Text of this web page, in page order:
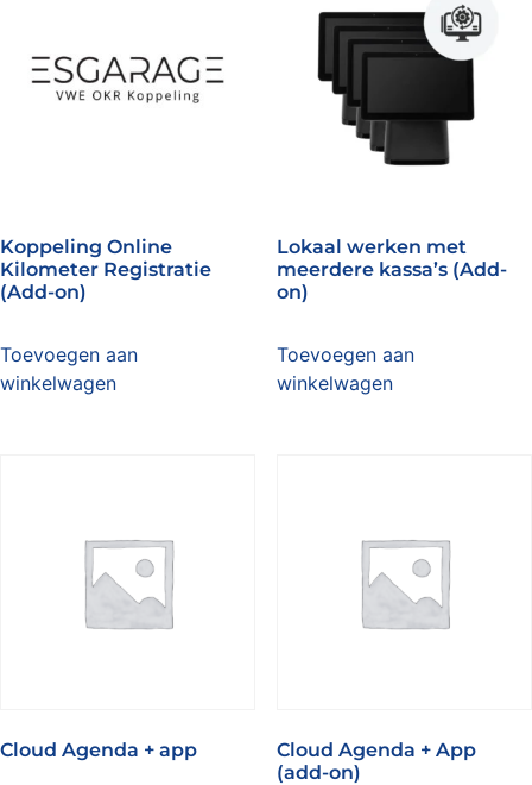
Koppeling Online
Kilometer Registratie
(Add-on)
Toevoegen aan
winkelwagen
Lokaal werken met
meerdere kassa’s (Add-
on)
Toevoegen aan
winkelwagen
Cloud Agenda + app
Cloud Agenda + App
(add-on)